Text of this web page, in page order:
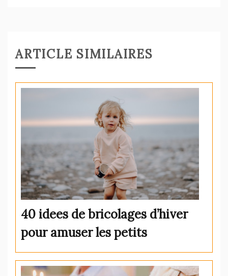
de
l’article
ARTICLE SIMILAIRES
40 idees de bricolages d’hiver
pour amuser les petits